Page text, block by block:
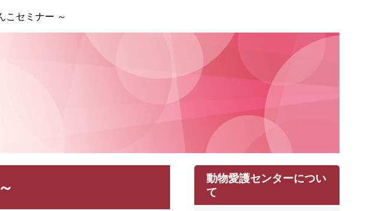
セミナー ～
動物愛護センターについ
て